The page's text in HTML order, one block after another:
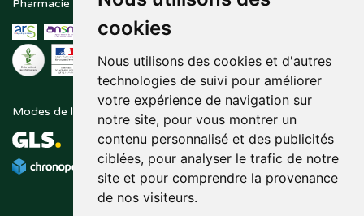
cookies
Nous utilisons des cookies et d'autres
technologies de suivi pour améliorer
votre expérience de navigation sur
notre site, pour vous montrer un
contenu personnalisé et des publicités
ciblées, pour analyser le trafic de notre
site et pour comprendre la provenance
de nos visiteurs.
Pharmacie en ligne agréée Paiement sécurisé
Modes de livraison Suivez-nous sur